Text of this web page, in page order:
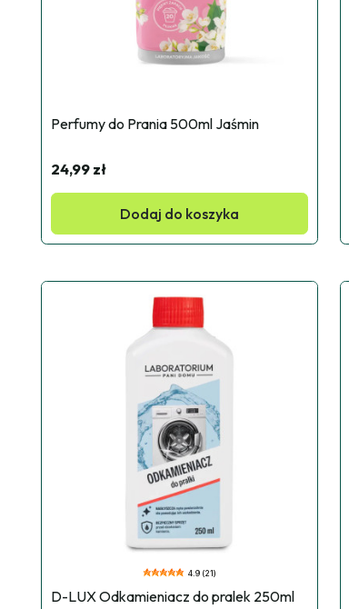
Perfumy do Prania 500ml Jaśmin
24,99 zł
Dodaj do koszyka
4.9 (21)
D-LUX Odkamieniacz do pralek 250ml